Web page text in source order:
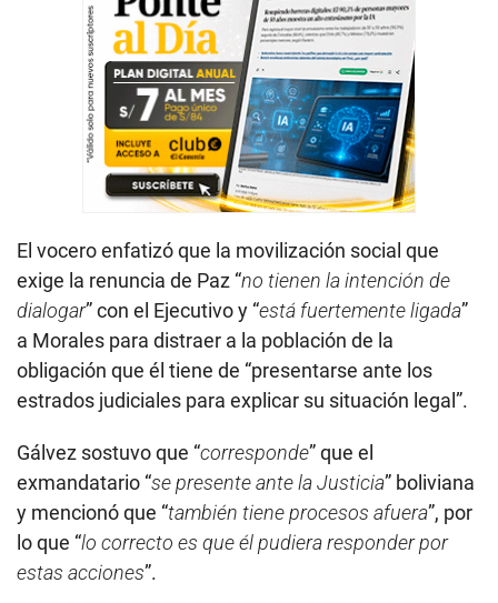
El vocero enfatizó que la movilización social que
exige la renuncia de Paz “no tienen la intención de
dialogar” con el Ejecutivo y “está fuertemente ligada”
a Morales para distraer a la población de la
obligación que él tiene de “presentarse ante los
estrados judiciales para explicar su situación legal”.
Gálvez sostuvo que “corresponde” que el
exmandatario “se presente ante la Justicia” boliviana
y mencionó que “también tiene procesos afuera”, por
lo que “lo correcto es que él pudiera responder por
estas acciones”.